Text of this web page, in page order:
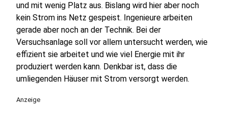
und mit wenig Platz aus. Bislang wird hier aber noch
kein Strom ins Netz gespeist. Ingenieure arbeiten
gerade aber noch an der Technik. Bei der
Versuchsanlage soll vor allem untersucht werden, wie
effizient sie arbeitet und wie viel Energie mit ihr
produziert werden kann. Denkbar ist, dass die
umliegenden Häuser mit Strom versorgt werden.
Anzeige